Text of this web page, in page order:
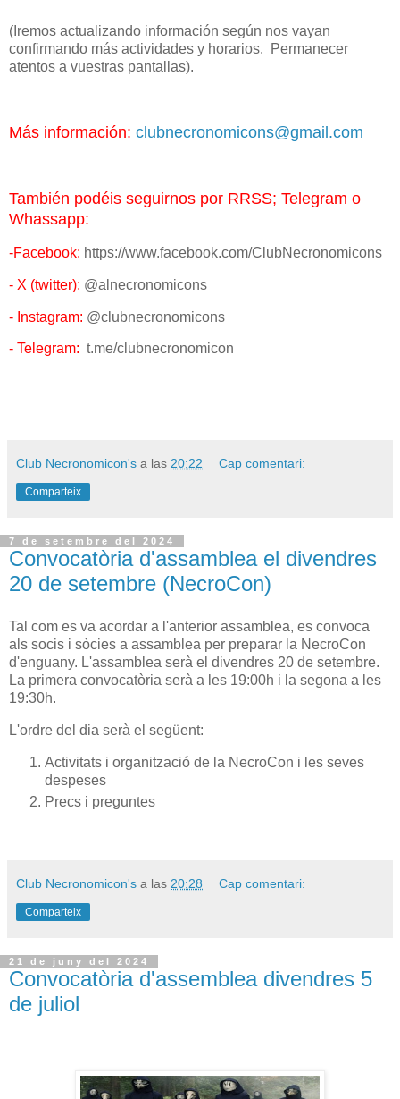
(Iremos actualizando información según nos vayan
confirmando más actividades y horarios. Permanecer
atentos a vuestras pantallas).
Más información: clubnecronomicons@gmail.com
También podéis seguirnos por RRSS; Telegram o
Whassapp:
-Facebook: https://www.facebook.com/ClubNecronomicons
- X (twitter): @alnecronomicons
- Instagram: @clubnecronomicons
- Telegram: t.me/clubnecronomicon
Club Necronomicon's a las 20:22 Cap comentari:
Comparteix
7 de setembre del 2024
Convocatòria d'assamblea el divendres
20 de setembre (NecroCon)
Tal com es va acordar a l'anterior assamblea, es convoca
als socis i sòcies a assamblea per preparar la NecroCon
d'enguany. L'assamblea serà el divendres 20 de setembre.
La primera convocatòria serà a les 19:00h i la segona a les
19:30h.
L'ordre del dia serà el següent:
Activitats i organització de la NecroCon i les seves
despeses
Precs i preguntes
Club Necronomicon's a las 20:28 Cap comentari:
Comparteix
21 de juny del 2024
Convocatòria d'assemblea divendres 5
de juliol